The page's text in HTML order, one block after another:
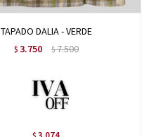
TAPADO DALIA - VERDE
$ 3.750 $7.500